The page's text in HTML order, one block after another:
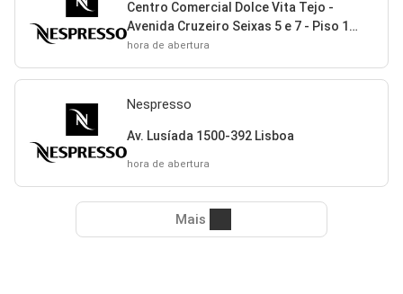
Centro Comercial Dolce Vita Tejo -
Avenida Cruzeiro Seixas 5 e 7 - Piso 1
2650 Amadora
hora de abertura
Nespresso
Av. Lusíada 1500-392 Lisboa
hora de abertura
Mais